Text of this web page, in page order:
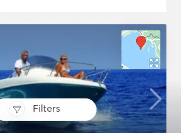
Filters